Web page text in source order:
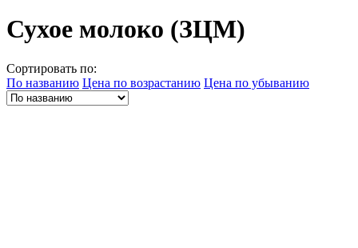
Сухое молоко (ЗЦМ)
Сортировать по:
По названию Цена по возрастанию Цена по убыванию